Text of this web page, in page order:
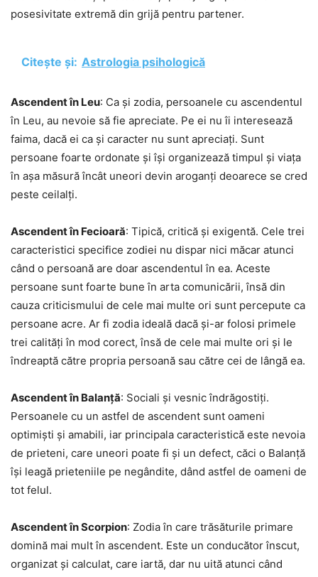
posesivitate extremă din grijă pentru partener.
Citește și: Astrologia psihologică
Ascendent în Leu: Ca și zodia, persoanele cu ascendentul
în Leu, au nevoie să fie apreciate. Pe ei nu îi interesează
faima, dacă ei ca și caracter nu sunt apreciați. Sunt
persoane foarte ordonate și își organizează timpul și viața
în așa măsură încât uneori devin aroganți deoarece se cred
peste ceilalți.
Ascendent în Fecioară: Tipică, critică și exigentă. Cele trei
caracteristici specifice zodiei nu dispar nici măcar atunci
când o persoană are doar ascendentul în ea. Aceste
persoane sunt foarte bune în arta comunicării, însă din
cauza criticismului de cele mai multe ori sunt percepute ca
persoane acre. Ar fi zodia ideală dacă și-ar folosi primele
trei calități în mod corect, însă de cele mai multe ori și le
îndreaptă către propria persoană sau către cei de lângă ea.
Ascendent în Balanță: Sociali și vesnic îndrăgostiți.
Persoanele cu un astfel de ascendent sunt oameni
optimiști și amabili, iar principala caracteristică este nevoia
de prieteni, care uneori poate fi și un defect, căci o Balanță
își leagă prieteniile pe negândite, dând astfel de oameni de
tot felul.
Ascendent în Scorpion: Zodia în care trăsăturile primare
domină mai mult în ascendent. Este un conducător înscut,
organizat și calculat, care iartă, dar nu uită atunci când